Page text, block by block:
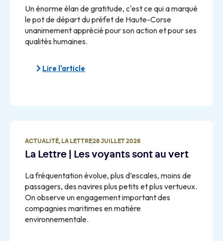
Un énorme élan de gratitude, c'est ce qui a marqué
le pot de départ du préfet de Haute-Corse
unanimement apprécié pour son action et pour ses
qualités humaines.
Lire l'article
ACTUALITÉ, LA LETTRE28 JUILLET 2026
La Lettre | Les voyants sont au vert
La fréquentation évolue, plus d’escales, moins de
passagers, des navires plus petits et plus vertueux.
On observe un engagement important des
compagnies maritimes en matière
environnementale.